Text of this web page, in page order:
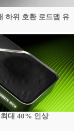
하위 호환 로드맵 유
대 40% 인상